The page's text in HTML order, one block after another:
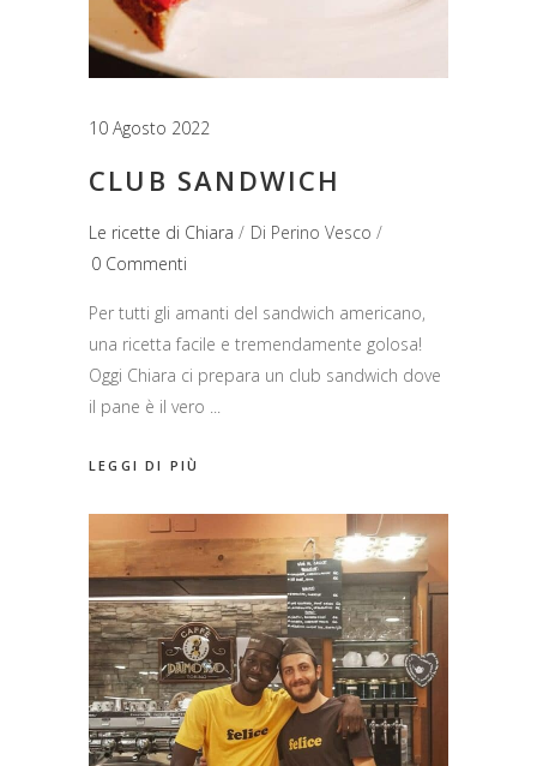
10 Agosto 2022
CLUB SANDWICH
Le ricette di Chiara Di Perino Vesco
0 Commenti
Per tutti gli amanti del sandwich americano,
una ricetta facile e tremendamente golosa!
Oggi Chiara ci prepara un club sandwich dove
il pane è il vero
LEGGI DI PIÙ